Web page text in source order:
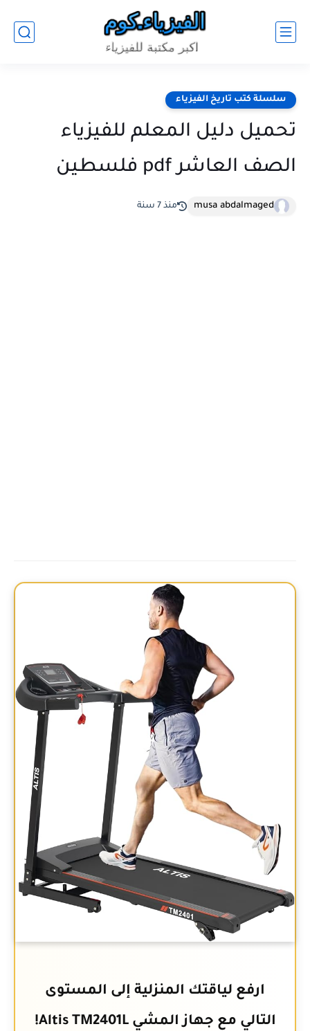
سلسلة كتب تاريخ الفيزياء
تحميل دليل المعلم للفيزياء
الصف العاشر pdf فلسطين
musa abdalmaged منذ 7 سنة
ارفع لياقتك المنزلية إلى المستوى
التالي مع جهاز المشي Altis TM2401L!